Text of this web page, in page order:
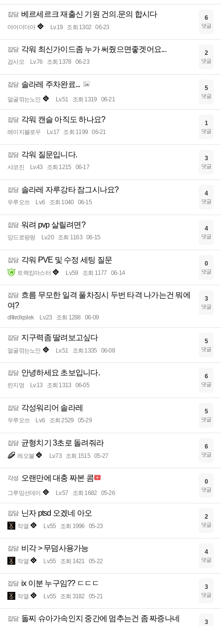
잡담 베르세르크 재출신 기원 건의.문의 합시다
머어더더아 Lv.19 조회 1302 06-23
6
댓글
잡담 각워 최신가이드좀 누가 써줬으면좋겟어요...
검사모 Lv.76 조회 1378 06-23
2
댓글
잡담 솔라레 주차완료...
얼굴깎는노인 Lv.51 조회 1319 06-21
5
댓글
잡담 각워 캔슬 아직도 하나요?
레이지블로우 Lv.17 조회 1199 06-21
1
댓글
잡담 각워 질문입니다.
샤코진 Lv.43 조회 1215 06-17
3
댓글
잡담 솔라레 자루강타 잠그시나요?
우루오쓰 Lv.6 조회 1040 06-15
4
댓글
잡담 워려 pvp 살릴려면?
앙드로팡팡 Lv.20 조회 1163 06-15
4
댓글
잡담 각워 PVE 및 수정 세팅 질문
트랙킹마스터 Lv.59 조회 1177 06-14
0
댓글
잡담 흐름 무모한 일격 풀차징시 두번 타격 나가는건 뭐에
여?
dltkrdlqslek Lv.23 조회 1288 06-09
3
댓글
잡담 지구력좀 딸려보고싶다
얼굴깎는노인 Lv.51 조회 1335 06-08
5
댓글
잡담 안녕하세요 초보입니다.
린지멍 Lv.13 조회 1313 06-05
6
댓글
잡담 각성워리어 솔라레
우루오쓰 Lv.6 조회 2529 05-29
5
댓글
잡담 균형치기 3초로 돌려줘라
레오블 Lv.73 조회 1515 05-27
6
댓글
각성 오랜만에 대충 짜본 콤
그루밍선데이 Lv.57 조회 1682 05-26
0
댓글
잡담 닌자 ptsd 오겠네 아오
작열 Lv.55 조회 1996 05-23
2
댓글
잡담 비각 > 무덤사용가능
작열 Lv.55 조회 1421 05-22
4
댓글
잡담 ix 이분 누구임?? ㄷㄷㄷ
작열 Lv.55 조회 3182 05-21
3
댓글
잡담 돌찌 슈아가속인지 중간에 멈추는건 좀 짜증나네 3